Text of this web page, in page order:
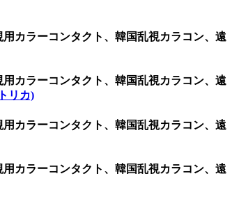
カラーコンタクト、韓国乱視カラコン、遠
カラーコンタクト、韓国乱視カラコン、遠
リカ)
カラーコンタクト、韓国乱視カラコン、遠
カラーコンタクト、韓国乱視カラコン、遠